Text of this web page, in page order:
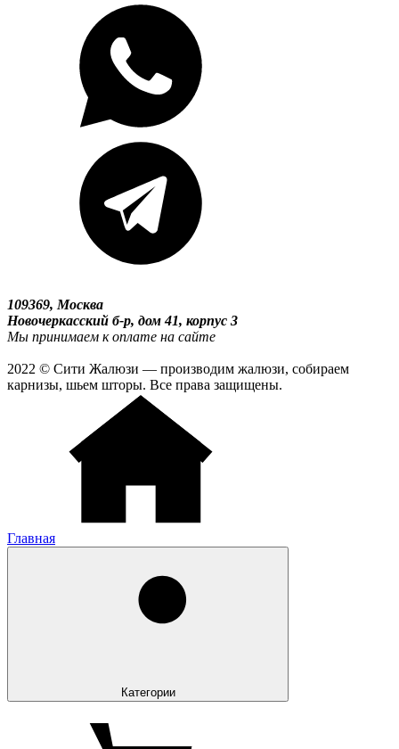
109369, Москва
Новочеркасский б-р, дом 41, корпус 3
Мы принимаем к оплате на сайте
2022 © Сити Жалюзи — производим жалюзи, собираем
карнизы, шьем шторы. Все права защищены.
Главная
Категории